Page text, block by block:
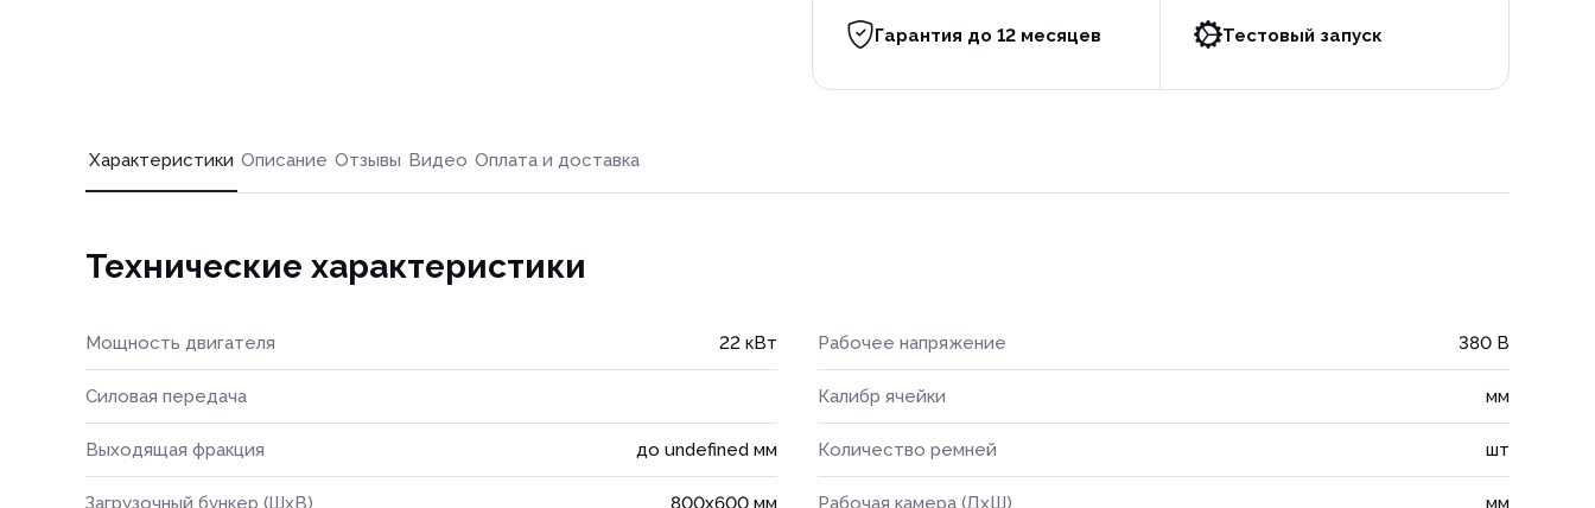
Гарантия до 12 месяцев Тестовый запуск
Характеристики Описание Отзывы Видео Оплата и доставка
Технические характеристики
Мощность двигателя 22 кВт Рабочее напряжение 380 В
Силовая передача Калибр ячейки мм
Выходящая фракция до undefined мм Количество ремней шт
Загрузочный бункер (ШхВ) 800х600 мм Рабочая камера (ДхШ) мм